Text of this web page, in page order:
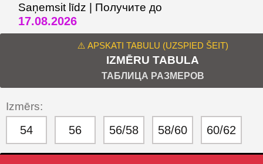
Saņemsit līdz | Получите до
17.08.2026
⚠️ APSKATI TABULU (UZSPIED ŠEIT)
IZMĒRU TABULA
ТАБЛИЦА РАЗМЕРОВ
Izmērs:
54 56 56/58 58/60 60/62